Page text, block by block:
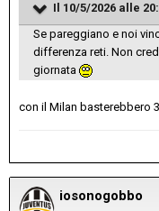
Il 10/5/2026 alle
Se pareggiano e noi
differenza reti. Non
giornata
con il Milan basterebbero
iosonogobbo